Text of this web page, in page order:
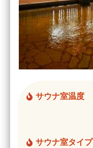
サウナ室温度
サウナ室タイプ